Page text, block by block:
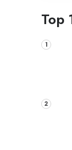
Top